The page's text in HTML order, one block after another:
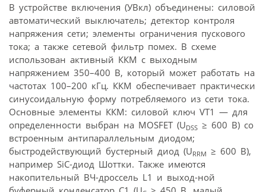
В устройстве включения (УВкл) объединены: силовой
автоматический выключатель; детектор контроля
напряжения сети; элементы ограничения пускового
тока; а также сетевой фильтр помех. В схеме
использован активный ККМ с выходным
напряжением 350–400 В, который может работать на
частотах 100–200 кГц. ККМ обеспечивает практически
синусоидальную форму потребляемого из сети тока.
Основные элементы ККМ: силовой ключ VT1 — для
определенности выбран на MOSFET (UDSS ≥ 600 В) со
встроенным антипараллельным диодом;
быстродействующий бустерный диод (URRM ≥ 600 В),
например SiC-диод Шоттки. Также имеются
накопительный ВЧ-дроссель L1 и выход-ной